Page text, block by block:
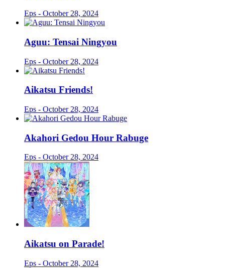
Eps - October 28, 2024
Aguu: Tensai Ningyou
Eps - October 28, 2024
Aikatsu Friends!
Eps - October 28, 2024
Akahori Gedou Hour Rabuge
Eps - October 28, 2024
Aikatsu on Parade!
Eps - October 28, 2024